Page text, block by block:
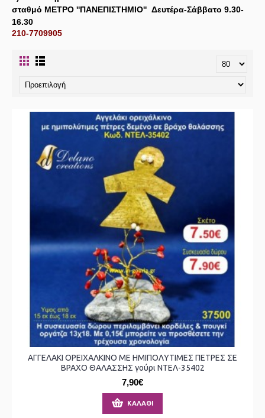
σταθμό ΜΕΤΡΟ ''ΠΑΝΕΠΙΣΤΗΜΙΟ'' Δευτέρα-Σάββατο 9.30-
16.30
210-7709905
ΑΓΓΕΛΑΚΙ ΟΡΕΙΧΑΛΚΙΝΟ ΜΕ ΗΜΙΠΟΛΥΤΙΜΕΣ ΠΕΤΡΕΣ ΣΕ
ΒΡΑΧΟ ΘΑΛΑΣΣΗΣ γούρι ΝΤΕΛ-35402
7,90€
ΚΑΛΆΘΙ